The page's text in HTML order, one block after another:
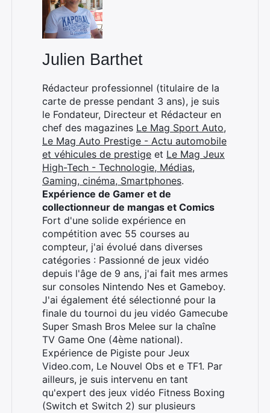
Julien Barthet
Rédacteur professionnel (titulaire de la
carte de presse pendant 3 ans), je suis
le Fondateur, Directeur et Rédacteur en
chef des magazines Le Mag Sport Auto,
Le Mag Auto Prestige - Actu automobile
et véhicules de prestige et Le Mag Jeux
High-Tech - Technologie, Médias,
Gaming, cinéma, Smartphones.
Expérience de Gamer et de
collectionneur de mangas et Comics
Fort d'une solide expérience en
compétition avec 55 courses au
compteur, j'ai évolué dans diverses
catégories : Passionné de jeux vidéo
depuis l'âge de 9 ans, j'ai fait mes armes
sur consoles Nintendo Nes et Gameboy.
J'ai également été sélectionné pour la
finale du tournoi du jeu vidéo Gamecube
Super Smash Bros Melee sur la chaîne
TV Game One (4ème national).
Expérience de Pigiste pour Jeux
Video.com, Le Nouvel Obs et e TF1. Par
ailleurs, je suis intervenu en tant
qu'expert des jeux vidéo Fitness Boxing
(Switch et Switch 2) sur plusieurs